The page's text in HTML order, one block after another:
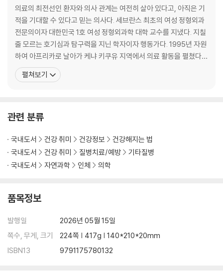
임플란트 전성시대 | 인공 혹은 이식
6 왜 병원에 가는가(현상 4)
생쥐가 나타났다 | 꾀병도 병이다 | 해답은 환자 자신이 갖고 있다 | 두 세계
| 필수와 선택 사이: 의료는 사치재다?
7 미니스커트 길이보다 더 민감하고 변덕스러운 것(현상 5)
약 과잉① 몇 가지 약을 드십니까? | 약 과잉② 의사들은 왜 자꾸 약을 처방
하는가 | 약 과잉③ 환자는 왜 약을 원하는가 | 수술 과잉① 혜성처럼 나타
| 검사 과잉② 빈대 잡으려다 초가삼간 태운다 | 검사 과잉③ 시각화 비용 |
알기 싫다 | 길듦을 경계한다
8 ‘꽁돈’의 사회학(현상 6)
세상에 꽁돈이 넘친다 | 보험이 넘친다 | 식코는 이미 한국에 와 있다 | 가격
철학의 부재
불안이라는 괴물 | 현상에서 해법으로
2부 현상에서 해법으로_영차 의료에서 길 찾기
의료의 최전선인 환자와 의사 관계는 여전히 살아 있다고, 아직은 기
적을 기대할 수 있다고 믿는 의사다. 세브란스 최초의 여성 정형외과
전문의이자 대한민국 1호 여성 정형외과학 대학 교수를 지냈다. 지칠
줄 모르는 호기심과 탐구력을 지닌 학자이자 행동가다. 1995년 자원
하여 아프리카로 날아가 케냐 키쿠유 지역에서 의료 활동을 펼쳤다.
매일 밤 10시를 넘어야 하루 일과를 마무리하는 수련의 생활 후 이때
의 경험은 느리게 산다는 것의 의미를 돌아보는 기회였다. 1999년부
펼쳐보기
관련 분류
국내도서 건강 취미 건강정보
건강해지는 법
국내도서
건강 취미 질병치료/예방
기타질병
국내도서
자연과학 인체 의학
품목정보
발행일
2026년 05월 15일
쪽수, 무게, 크기
224쪽 | 417g | 140*210*20mm
ISBN13
9791175780132